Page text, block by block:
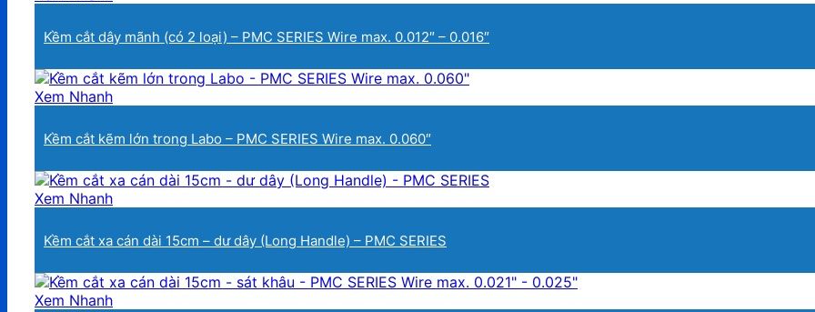
Kềm cắt dây mãnh (có 2 loại) – PMC SERIES Wire max. 0.012″ – 0.016″
Xem Nhanh
Kềm cắt kẽm lớn trong Labo – PMC SERIES Wire max. 0.060″
Xem Nhanh
Kềm cắt xa cán dài 15cm – dư dây (Long Handle) – PMC SERIES
Xem Nhanh